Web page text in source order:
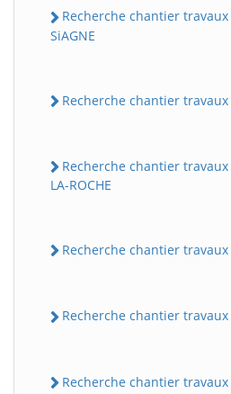
Recherche chantier travaux
SiAGNE
Recherche chantier travaux
Recherche chantier travaux
LA-ROCHE
Recherche chantier travaux
Recherche chantier travaux
Recherche chantier travaux